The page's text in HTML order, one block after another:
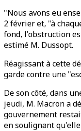
"Nous avons eu
2 février et, "à
fond, l'obstruction
estimé M. Dussopt.
Réagissant à cette
garde contre une
De son côté, dans
jeudi, M. Macron a
gouvernement
en soulignant